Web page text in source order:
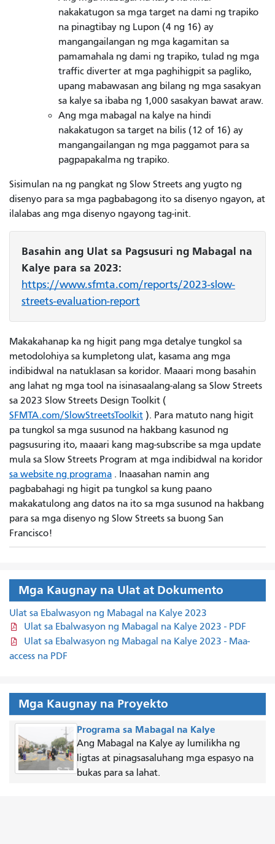
nakakatugon sa mga target na dami ng trapiko
na pinagtibay ng Lupon (4 ng 16) ay
mangangailangan ng mga kagamitan sa
pamamahala ng dami ng trapiko, tulad ng mga
traffic diverter at mga paghihigpit sa pagliko,
upang mabawasan ang bilang ng mga sasakyan
sa kalye sa ibaba ng 1,000 sasakyan bawat araw.
Ang mga mabagal na kalye na hindi
nakakatugon sa target na bilis (12 of 16) ay
mangangailangan ng mga paggamot para sa
pagpapakalma ng trapiko.
Sisimulan na ng pangkat ng Slow Streets ang yugto ng
disenyo para sa mga pagbabagong ito sa disenyo ngayon, at
ilalabas ang mga disenyo ngayong tag-init.
Basahin ang Ulat sa Pagsusuri ng Mabagal na
Kalye para sa 2023:
https://www.sfmta.com/reports/2023-slow-
streets-evaluation-report
Makakahanap ka ng higit pang mga detalye tungkol sa
metodolohiya sa kumpletong ulat, kasama ang mga
indibidwal na natuklasan sa koridor. Maaari mong basahin
ang lahat ng mga tool na isinasaalang-alang sa Slow Streets
sa 2023 Slow Streets Design Toolkit (
SFMTA.com/SlowStreetsToolkit ). Para matuto nang higit
pa tungkol sa mga susunod na hakbang kasunod ng
pagsusuring ito, maaari kang mag-subscribe sa mga update
mula sa Slow Streets Program at mga indibidwal na koridor
sa website ng programa . Inaasahan namin ang
pagbabahagi ng higit pa tungkol sa kung paano
makakatulong ang datos na ito sa mga susunod na hakbang
para sa mga disenyo ng Slow Streets sa buong San
Francisco!
Mga Kaugnay na Ulat at Dokumento
Ulat sa Ebalwasyon ng Mabagal na Kalye 2023
Ulat sa Ebalwasyon ng Mabagal na Kalye 2023 - PDF
Ulat sa Ebalwasyon ng Mabagal na Kalye 2023 - Maa-
access na PDF
Mga Kaugnay na Proyekto
Programa sa Mabagal na Kalye
Ang Mabagal na Kalye ay lumilikha ng
ligtas at pinagsasaluhang mga espasyo na
bukas para sa lahat.